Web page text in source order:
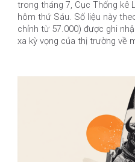
trong tháng 7, Cục Thống kê
hôm thứ Sáu. Số liệu này
chỉnh từ 57.000) được ghi
xa kỳ vọng của thị trường về